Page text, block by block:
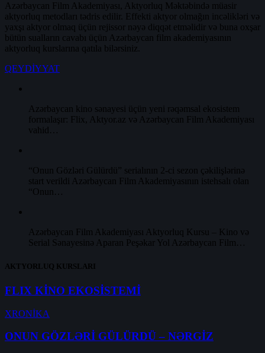
Azərbaycan Film Akademiyası, Aktyorluq Məktəbində müasir
aktyorluq metodları tədris edilir. Effekti aktyor olmağın incəlikləri və
yaxşı aktyor olmaq üçün rejissor nəyə diqqət etməlidir və buna oxşar
bütün sualların cavabı üçün Azərbaycan film akademiyasının
aktyorluq kurslarına qatıla bilərsiniz.
QEYDİYYAT
Azərbaycan kino sənayesi üçün yeni rəqəmsal ekosistem
formalaşır: Flix, Aktyor.az və Azərbaycan Film Akademiyası
vahid…
“Onun Gözləri Gülürdü” serialının 2-ci sezon çəkilişlərinə
start verildi Azərbaycan Film Akademiyasının istehsalı olan
“Onun…
Azərbaycan Film Akademiyası Aktyorluq Kursu – Kino və
Serial Sənayesinə Aparan Peşəkar Yol Azərbaycan Film…
AKTYORLUQ KURSLARI
FLIX KİNO EKOSİSTEMİ
XRONİKA
ONUN GÖZLƏRİ GÜLÜRDÜ – NƏRGİZ